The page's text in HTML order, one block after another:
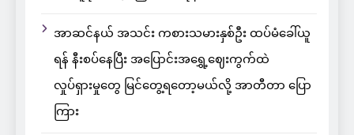
အာဆင်နယ် အသင်း ကစားသမားနှစ်ဦး ထပ်မံခေါ်ယူ
ရန် နီးစပ်နေပြီး အပြောင်းအရွှေ့ဈေးကွက်ထဲ
လှုပ်ရှားမှုတွေ မြင်တွေ့ရတော့မယ်လို့ အာတီတာ ပြော
ကြား